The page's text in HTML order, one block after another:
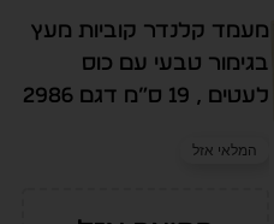
מעמד קלנדר קוביות מעץ
בגימור טבעי עם כוס
לעטים , 19 ס”מ דגם 2986
המלאי אזל